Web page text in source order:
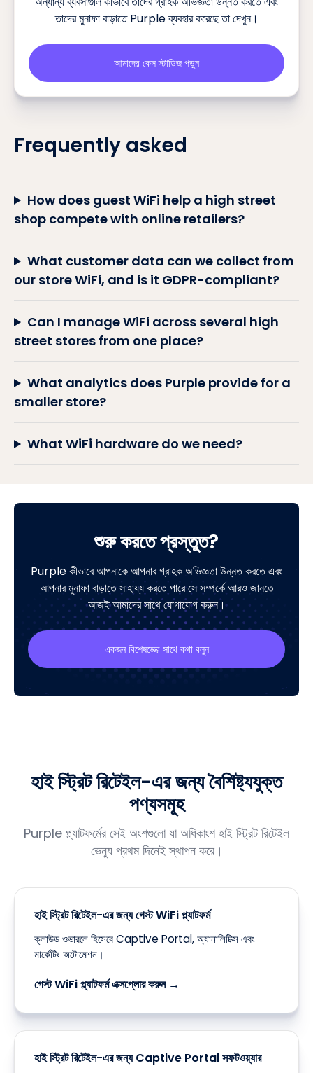
তাদের মুনাফা বাড়াতে Purple ব্যবহার করেছে তা দেখুন।
আমাদের কেস স্টাডিজ পড়ুন
Frequently asked
How does guest WiFi help a high street
shop compete with online retailers?
What customer data can we collect from
our store WiFi, and is it GDPR-compliant?
Can I manage WiFi across several high
street stores from one place?
What analytics does Purple provide for a
smaller store?
What WiFi hardware do we need?
শুরু করতে প্রস্তুত?
Purple কীভাবে আপনাকে আপনার গ্রাহক অভিজ্ঞতা উন্নত করতে এবং
আপনার মুনাফা বাড়াতে সাহায্য করতে পারে সে সম্পর্কে আরও জানতে
আজই আমাদের সাথে যোগাযোগ করুন।
একজন বিশেষজ্ঞের সাথে কথা বলুন
হাই স্ট্রিট রিটেইল-এর জন্য বৈশিষ্ট্যযুক্ত
পণ্যসমূহ
Purple প্ল্যাটফর্মের সেই অংশগুলো যা অধিকাংশ হাই স্ট্রিট রিটেইল
ভেন্যু প্রথম দিনেই স্থাপন করে।
হাই স্ট্রিট রিটেইল-এর জন্য গেস্ট WiFi প্ল্যাটফর্ম
ক্লাউড ওভারলে হিসেবে Captive Portal, অ্যানালিটিক্স এবং
মার্কেটিং অটোমেশন।
গেস্ট WiFi প্ল্যাটফর্ম এক্সপ্লোর করুন →
হাই স্ট্রিট রিটেইল-এর জন্য Captive Portal সফটওয়্যার